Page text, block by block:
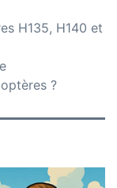
H135, H140 et
?